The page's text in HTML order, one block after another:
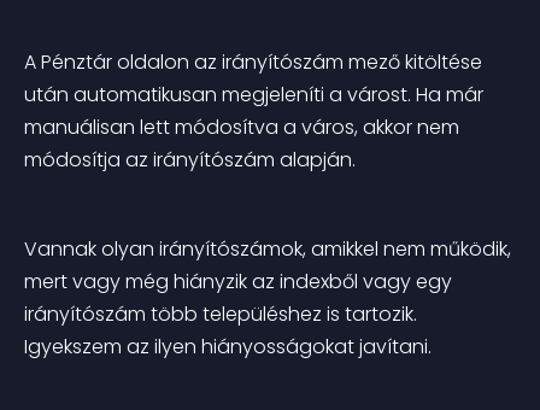
A Pénztár oldalon az irányítószám mező kitöltése
után automatikusan megjeleníti a várost. Ha már
manuálisan lett módosítva a város, akkor nem
módosítja az irányítószám alapján.
Vannak olyan irányítószámok, amikkel nem működik,
mert vagy még hiányzik az indexből vagy egy
irányítószám több településhez is tartozik.
Igyekszem az ilyen hiányosságokat javítani.